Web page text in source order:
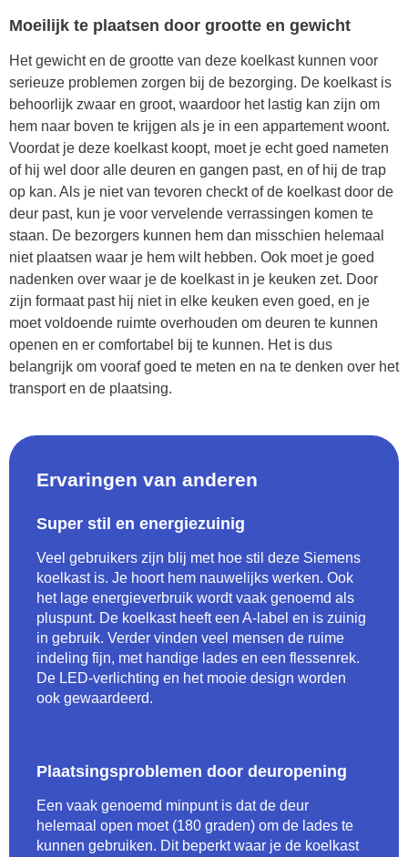
Moeilijk te plaatsen door grootte en gewicht
Het gewicht en de grootte van deze koelkast kunnen voor
serieuze problemen zorgen bij de bezorging. De koelkast is
behoorlijk zwaar en groot, waardoor het lastig kan zijn om
hem naar boven te krijgen als je in een appartement woont.
Voordat je deze koelkast koopt, moet je echt goed nameten
of hij wel door alle deuren en gangen past, en of hij de trap
op kan. Als je niet van tevoren checkt of de koelkast door de
deur past, kun je voor vervelende verrassingen komen te
staan. De bezorgers kunnen hem dan misschien helemaal
niet plaatsen waar je hem wilt hebben. Ook moet je goed
nadenken over waar je de koelkast in je keuken zet. Door
zijn formaat past hij niet in elke keuken even goed, en je
moet voldoende ruimte overhouden om deuren te kunnen
openen en er comfortabel bij te kunnen. Het is dus
belangrijk om vooraf goed te meten en na te denken over het
transport en de plaatsing.
Ervaringen van anderen
Super stil en energiezuinig
Veel gebruikers zijn blij met hoe stil deze Siemens
koelkast is. Je hoort hem nauwelijks werken. Ook
het lage energieverbruik wordt vaak genoemd als
pluspunt. De koelkast heeft een A-label en is zuinig
in gebruik. Verder vinden veel mensen de ruime
indeling fijn, met handige lades en een flessenrek.
De LED-verlichting en het mooie design worden
ook gewaardeerd.
Plaatsingsproblemen door deuropening
Een vaak genoemd minpunt is dat de deur
helemaal open moet (180 graden) om de lades te
kunnen gebruiken. Dit beperkt waar je de koelkast